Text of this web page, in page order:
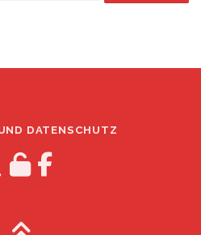
DATENSCHUTZ